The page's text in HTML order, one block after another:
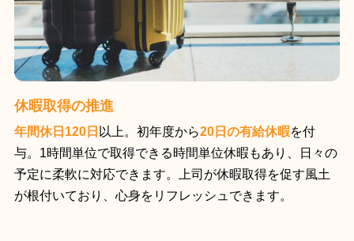
休暇取得の推進
年間休日120日 以上。初年度から20日の有給休暇を付
与。1時間単位で取得できる時間単位休暇もあり、日々の
予定に柔軟に対応できます。上司が休暇取得を促す風土
が根付いており、心身をリフレッシュできます。